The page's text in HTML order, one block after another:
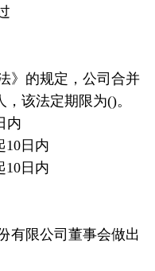
》的规定，公司合并
该法定期限为()。
内
10日内
10日内
有限公司董事会做出